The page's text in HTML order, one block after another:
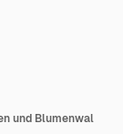
und Blumenwal